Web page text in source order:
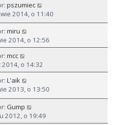
pszumiec
2014, o 11:40
miru
2014, o 12:56
mcc
2014, o 14:32
L'aik
2013, o 13:50
Gump
2012, o 19:49